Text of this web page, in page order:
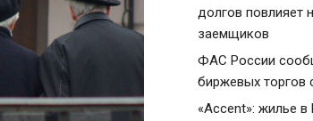
долгов повлияет
заемщиков
ФАС России
биржевых торгов
«Accent»: жилье в